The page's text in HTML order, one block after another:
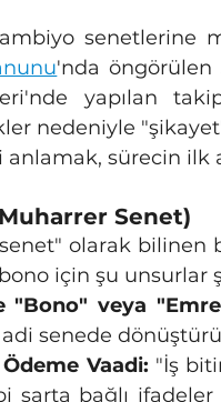
'nda öngörülen
yapılan
nedeniyle
sürecin ilk
Senet)
için şu unsurlar
"Bono" veya
senede
Ödeme Vaadi: "İş
şarta bağlı